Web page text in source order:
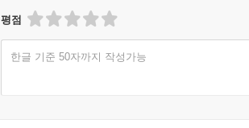
평점
한글 기준 50자까지 작성가능